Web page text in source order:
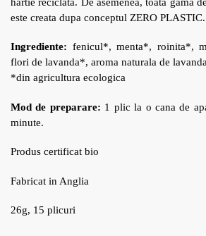
este creata dupa conceptul ZERO PLASTIC.
Ingrediente: fenicul*, menta*, roinita*,
flori de lavanda*, aroma naturala de
*din agricultura ecologica
Mod de preparare: 1 plic la o cana de
minute.
Produs certificat bio
Fabricat in Anglia
26g, 15 plicuri